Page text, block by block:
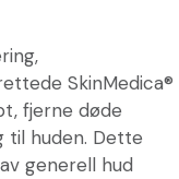
SkinMedica®
fjerne døde
huden. Dette
generell hud